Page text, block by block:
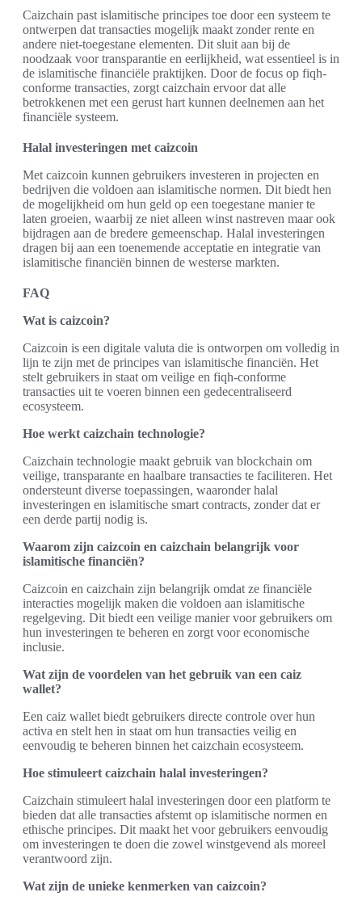
Caizchain past islamitische principes toe door een systeem te
ontwerpen dat transacties mogelijk maakt zonder rente en
andere niet-toegestane elementen. Dit sluit aan bij de
noodzaak voor transparantie en eerlijkheid, wat essentieel is in
de islamitische financiële praktijken. Door de focus op fiqh-
conforme transacties, zorgt caizchain ervoor dat alle
betrokkenen met een gerust hart kunnen deelnemen aan het
financiële systeem.
Halal investeringen met caizcoin
Met caizcoin kunnen gebruikers investeren in projecten en
bedrijven die voldoen aan islamitische normen. Dit biedt hen
de mogelijkheid om hun geld op een toegestane manier te
laten groeien, waarbij ze niet alleen winst nastreven maar ook
bijdragen aan de bredere gemeenschap. Halal investeringen
dragen bij aan een toenemende acceptatie en integratie van
islamitische financiën binnen de westerse markten.
FAQ
Wat is caizcoin?
Caizcoin is een digitale valuta die is ontworpen om volledig in
lijn te zijn met de principes van islamitische financiën. Het
stelt gebruikers in staat om veilige en fiqh-conforme
transacties uit te voeren binnen een gedecentraliseerd
ecosysteem.
Hoe werkt caizchain technologie?
Caizchain technologie maakt gebruik van blockchain om
veilige, transparante en haalbare transacties te faciliteren. Het
ondersteunt diverse toepassingen, waaronder halal
investeringen en islamitische smart contracts, zonder dat er
een derde partij nodig is.
Waarom zijn caizcoin en caizchain belangrijk voor
islamitische financiën?
Caizcoin en caizchain zijn belangrijk omdat ze financiële
interacties mogelijk maken die voldoen aan islamitische
regelgeving. Dit biedt een veilige manier voor gebruikers om
hun investeringen te beheren en zorgt voor economische
inclusie.
Wat zijn de voordelen van het gebruik van een caiz
wallet?
Een caiz wallet biedt gebruikers directe controle over hun
activa en stelt hen in staat om hun transacties veilig en
eenvoudig te beheren binnen het caizchain ecosysteem.
Hoe stimuleert caizchain halal investeringen?
Caizchain stimuleert halal investeringen door een platform te
bieden dat alle transacties afstemt op islamitische normen en
ethische principes. Dit maakt het voor gebruikers eenvoudig
om investeringen te doen die zowel winstgevend als moreel
verantwoord zijn.
Wat zijn de unieke kenmerken van caizcoin?